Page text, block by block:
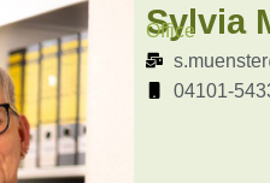
Sylvia
Office
04101-